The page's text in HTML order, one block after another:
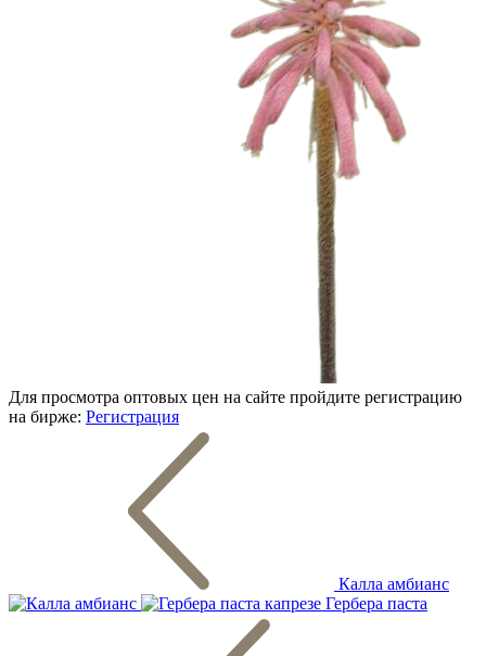
Для просмотра оптовых цен на сайте пройдите регистрацию
на бирже: Регистрация
Калла амбианс
Гербера паста